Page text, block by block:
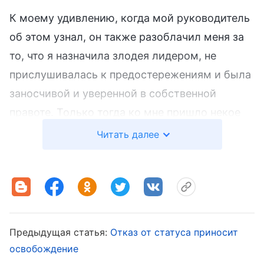
К моему удивлению, когда мой руководитель
об этом узнал, он также разоблачил меня за
то, что я назначила злодея лидером, не
прислушивалась к предостережениям и была
заносчивой и уверенной в собственной
правоте. Только тогда ко мне пришло некое
осознание. Может, я действительно
правоте? Но как я могла поступить иначе в
больше тебе кажется, что ты в чем-то
Читать далее
Предыдущая статья: Отказ от статуса приносит
освобождение